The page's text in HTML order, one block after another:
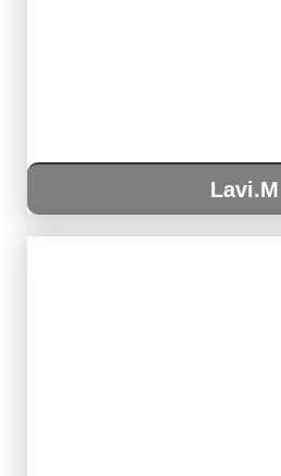
Lavi.M